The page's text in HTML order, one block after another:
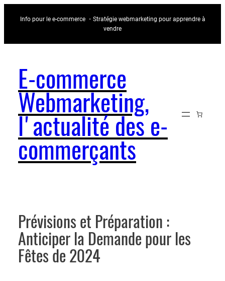
Info pour le e-commerce ・Stratégie webmarketing pour apprendre à
vendre
E-commerce
Webmarketing,
l'actualité des e-
commerçants
Prévisions et Préparation :
Anticiper la Demande pour les
Fêtes de 2024